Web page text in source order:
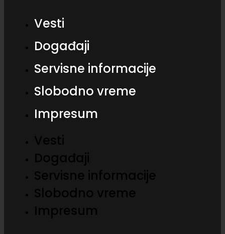
Vesti
Događaji
Servisne informacije
Slobodno vreme
Impresum